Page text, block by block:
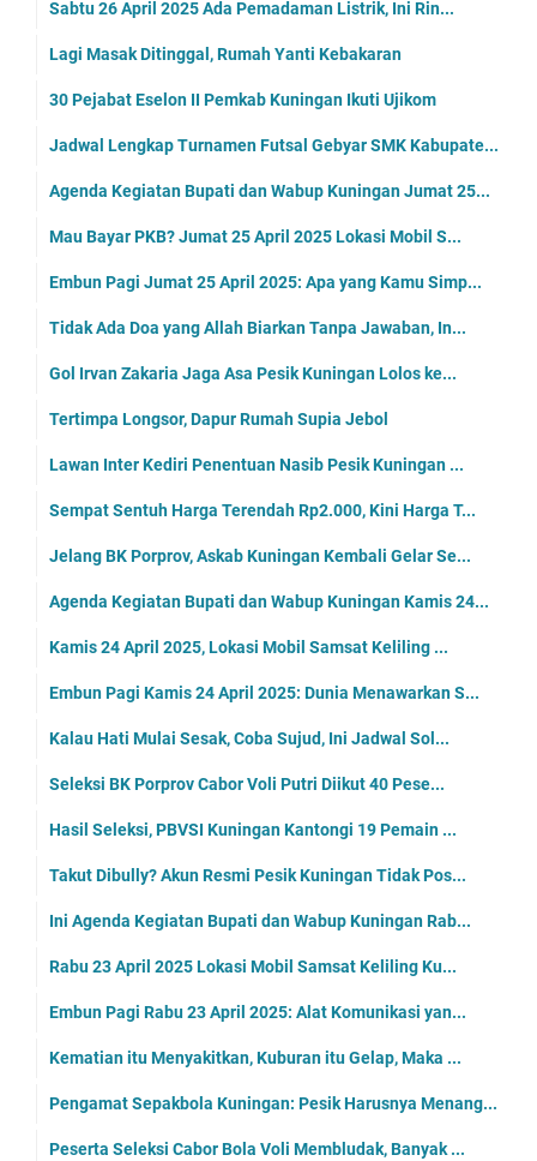
Sabtu 26 April 2025 Ada Pemadaman Listrik, Ini Rin...
Lagi Masak Ditinggal, Rumah Yanti Kebakaran
30 Pejabat Eselon II Pemkab Kuningan Ikuti Ujikom
Jadwal Lengkap Turnamen Futsal Gebyar SMK Kabupate...
Agenda Kegiatan Bupati dan Wabup Kuningan Jumat 25...
Mau Bayar PKB? Jumat 25 April 2025 Lokasi Mobil S...
Embun Pagi Jumat 25 April 2025: Apa yang Kamu Simp...
Tidak Ada Doa yang Allah Biarkan Tanpa Jawaban, In...
Gol Irvan Zakaria Jaga Asa Pesik Kuningan Lolos ke...
Tertimpa Longsor, Dapur Rumah Supia Jebol
Lawan Inter Kediri Penentuan Nasib Pesik Kuningan ...
Sempat Sentuh Harga Terendah Rp2.000, Kini Harga T...
Jelang BK Porprov, Askab Kuningan Kembali Gelar Se...
Agenda Kegiatan Bupati dan Wabup Kuningan Kamis 24...
Kamis 24 April 2025, Lokasi Mobil Samsat Keliling ...
Embun Pagi Kamis 24 April 2025: Dunia Menawarkan S...
Kalau Hati Mulai Sesak, Coba Sujud, Ini Jadwal Sol...
Seleksi BK Porprov Cabor Voli Putri Diikut 40 Pese...
Hasil Seleksi, PBVSI Kuningan Kantongi 19 Pemain ...
Takut Dibully? Akun Resmi Pesik Kuningan Tidak Pos...
Ini Agenda Kegiatan Bupati dan Wabup Kuningan Rab...
Rabu 23 April 2025 Lokasi Mobil Samsat Keliling Ku...
Embun Pagi Rabu 23 April 2025: Alat Komunikasi yan...
Kematian itu Menyakitkan, Kuburan itu Gelap, Maka ...
Pengamat Sepakbola Kuningan: Pesik Harusnya Menang...
Peserta Seleksi Cabor Bola Voli Membludak, Banyak ...